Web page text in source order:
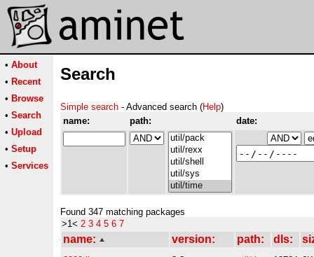
• About
• Recent
• Browse
• Search
• Upload
• Setup
• Services
Search
Simple search - Advanced search (Help)
name:
path: date:
Found 347 matching packages
>1< 2 3 4 5 6 7
name: version: path: dls: